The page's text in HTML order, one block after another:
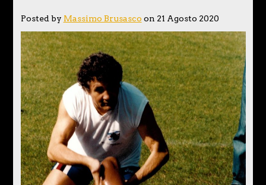
Posted by Massimo Brusasco on 21 Agosto 2020